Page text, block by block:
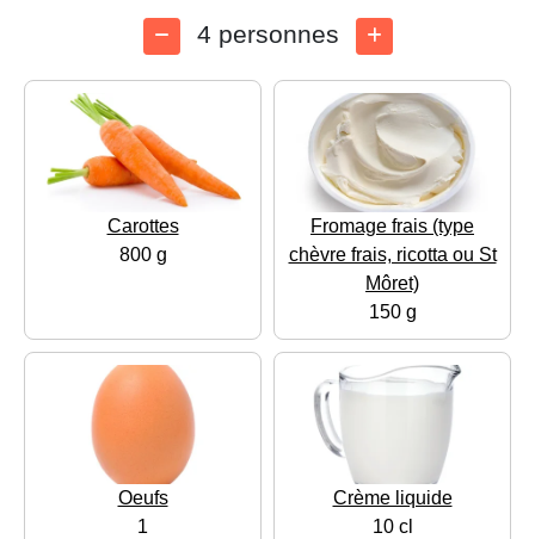
4 personnes
Carottes
800 g
Fromage frais (type
chèvre frais, ricotta ou St
Môret)
150 g
Oeufs
1
Crème liquide
10 cl